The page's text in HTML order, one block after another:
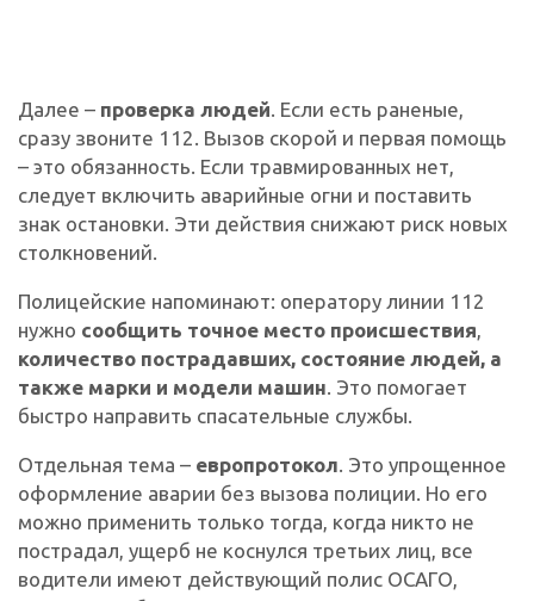
Далее – проверка людей. Если есть раненые,
сразу звоните 112. Вызов скорой и первая помощь
– это обязанность. Если травмированных нет,
следует включить аварийные огни и поставить
знак остановки. Эти действия снижают риск новых
столкновений.
Полицейские напоминают: оператору линии 112
нужно сообщить точное место происшествия,
количество пострадавших, состояние людей, а
также марки и модели машин. Это помогает
быстро направить спасательные службы.
Отдельная тема – европротокол. Это упрощенное
оформление аварии без вызова полиции. Но его
можно применить только тогда, когда никто не
пострадал, ущерб не коснулся третьих лиц, все
водители имеют действующий полис ОСАГО,